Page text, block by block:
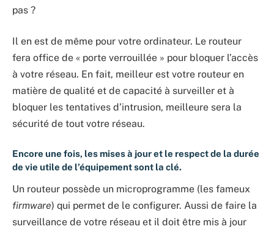
pas ?
Il en est de même pour votre ordinateur. Le routeur
fera office de « porte verrouillée » pour bloquer l’accès
à votre réseau. En fait, meilleur est votre routeur en
matière de qualité et de capacité à surveiller et à
bloquer les tentatives d’intrusion, meilleure sera la
sécurité de tout votre réseau.
Encore une fois, les mises à jour et le respect de la durée
de vie utile de l’équipement sont la clé.
Un routeur possède un microprogramme (les fameux
firmware) qui permet de le configurer. Aussi de faire la
surveillance de votre réseau et il doit être mis à jour